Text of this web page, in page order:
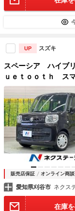
UP スズキ
スペーシア ハイブ
ｕｅｔｏｏｔｈ ス
アコン 電動格納ド
ランスソナー 横滑
販売店保証 オンライン商
愛知県刈谷市 ネクス
在庫